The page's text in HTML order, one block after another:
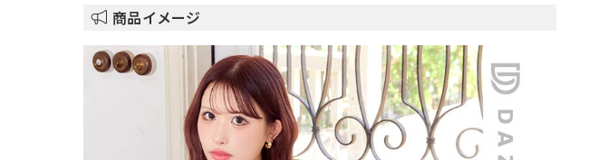
商品イメージ